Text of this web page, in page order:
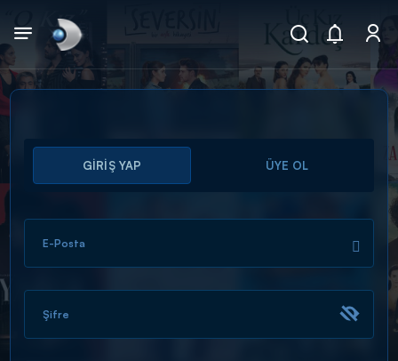
Arama
ARAMA SONUÇLARI
GİRİŞ YAP ÜYE OL
E-Posta
Şifre